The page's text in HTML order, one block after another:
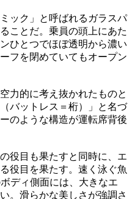
ック」と呼ばれるガラスパ
ことだ。乗員の頭上にあた
ひとつでほぼ透明から濃い
フを閉めていてもオープン
力的に考え抜かれたものと
バットレス＝桁）」と名づ
のような構造が運転席背後
役目も果たすと同時に、エ
役目を果たす。速く泳ぐ魚
ディ側面には、大きなエ
。滑らかな美しさが強調さ